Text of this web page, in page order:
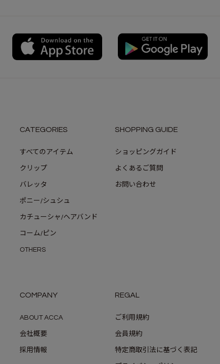
CATEGORIES
すべてのアイテム
クリップ
バレッタ
ポニー/シュシュ
カチューシャ/ヘアバンド
コーム/ピン
OTHERS
SHOPPING GUIDE
ショッピングガイド
よくあるご質問
お問い合わせ
COMPANY
ABOUT ACCA
会社概要
採用情報
REGAL
ご利用規約
会員規約
特定商取引法に基づく表記